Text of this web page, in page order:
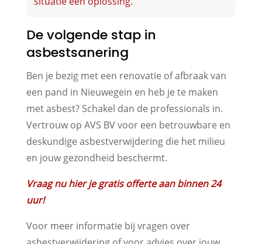
De volgende stap in
asbestsanering
Ben je bezig met een renovatie of afbraak van
een pand in Nieuwegein en heb je te maken
met asbest? Schakel dan de professionals in.
Vertrouw op AVS BV voor een betrouwbare en
deskundige asbestverwijdering die het milieu
en jouw gezondheid beschermt.
Vraag nu hier je gratis offerte aan binnen 24
uur!
Voor meer informatie bij vragen over